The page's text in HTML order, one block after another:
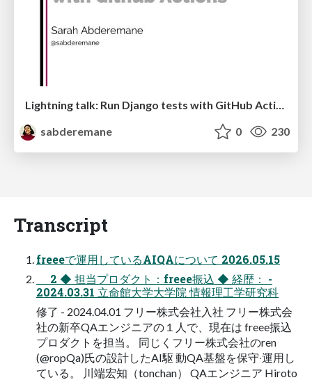
Lightning talk: Run Django tests with GitHub Actions
sabderemane
0 230
Transcript
freeeで運⽤しているAIQAについて 2026.05.15
2 ◆ 担当プロダクト：freee振込 ◆ 経歴： -
2024.03.31 ⽴命館⼤学⼤学院 情報理⼯学研究科
修了 - 2024.04.01 フリー株式会社⼊社 フリー株式会
社の新卒QAエンジニアの１⼈で、現在は freee振込
プロダクトを担当。 同じくフリー株式会社のren
(@ropQa)⽒の設計したAI駆 動QA基盤を保守‧運⽤し
ている。 川端宏知（tonchan） QAエンジニア Hiroto